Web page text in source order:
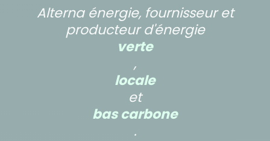
Alterna énergie, fournisseur et
producteur d'énergie
verte
,
locale
et
bas carbone
.